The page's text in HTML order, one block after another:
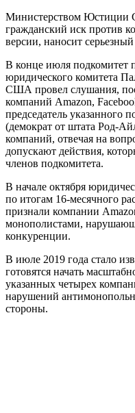
Министерством Юстиции
гражданский иск против
версии, наносит
В конце июля подкомитет
юридического комитета
США провел слушания,
компаний Amazon,
председатель указанного
(демократ от штата Род-
компаний, отвечая на
допускают действия,
членов подкомитета.
В начале октября
по итогам 16-месячного
признали компании
монополистами,
конкуренции.
В июле 2019 года стало
готовятся начать
указанных четырех
нарушений
стороны.